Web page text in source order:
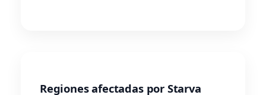
Regiones afectadas por Starva